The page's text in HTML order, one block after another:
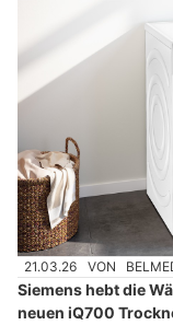
21.03.26 VON
Siemens hebt die
neuen iQ700